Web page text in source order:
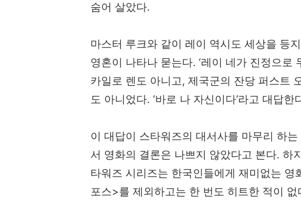
숨어 살았다.
마스터 루크와 같이 레이 역시도 세상을 등
영혼이 나타나 묻는다. ‘레이 네가 진정으로
카일로 렌도 아니고 , 제국군의 잔당 퍼스트
도 아니었다. ‘바로 나 자신이다’라고 대답한
이 대답이 스타워즈의 대서사를 마무리 하
서 영화의 결론은 나쁘지 않았다고 본다. 하
타워즈 시리즈는 한국인들에게 재미없는 영
포스>를 제외하고는 한 번도 히트한 적이 없